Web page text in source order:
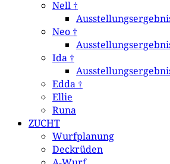
Nell †
Neo †
Ida †
Edda †
Ellie
Runa
ZUCHT
Wurfplanung
Deckrüden